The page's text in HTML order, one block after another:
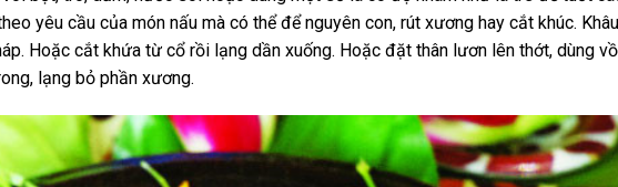
yêu cầu của món nấu mà có thể để nguyên con, rút xương hay cắt khúc.
Hoặc cắt khứa từ cổ rồi lạng dần xuống. Hoặc đặt thân lươn lên thớt, dùng
lạng bỏ phần xương.